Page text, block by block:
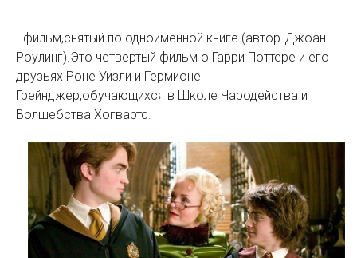
- фильм,снятый по одноименной книге (автор-Джоан
Роулинг).Это четвертый фильм о Гарри Поттере и его
друзьях Роне Уизли и Гермионе
Грейнджер,обучающихся в Школе Чародейства и
Волшебства Хогвартс.